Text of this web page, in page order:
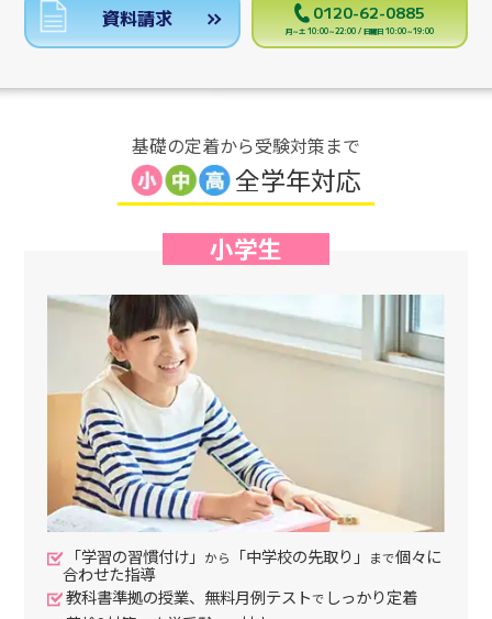
資料請求 0120-62-0885
月～土 10:00～22:00 / 日曜日 10:00～19:00
基礎の定着から受験対策まで
全学年対応
小学生
「学習の習慣付け」 から 「中学校の先取り」 まで個々に
合わせた指導
教科書準拠の授業、無料月例テストで しっかり定着